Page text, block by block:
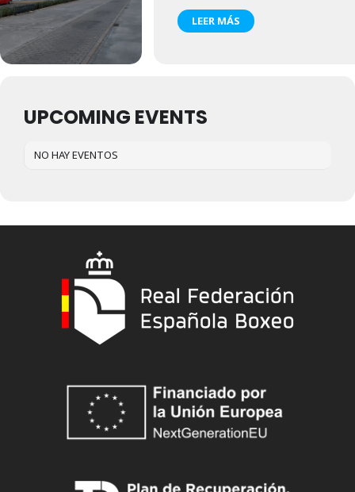
LEER MÁS
UPCOMING EVENTS
NO HAY EVENTOS